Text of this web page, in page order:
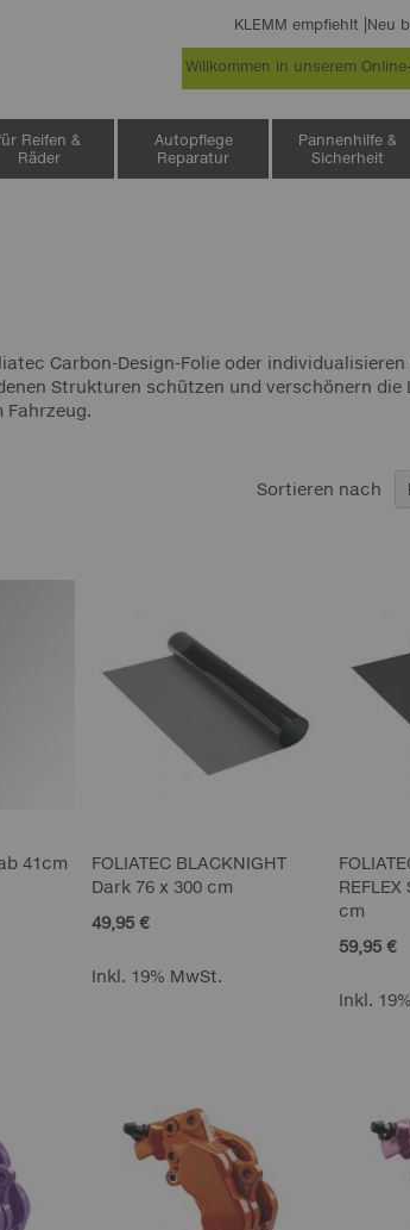
KLEMM empfiehlt Neu
Willkommen in unserem
Reifen &
Räder
Autopflege
Reparatur
Pannenhilfe &
Sicherheit
Carbon-Design-Folie oder
Strukturen schützen und verschönern die
Fahrzeug.
Sortieren nach
41cm
FOLIATEC BLACKNIGHT
Dark 76 x 300 cm
49,95 €
Inkl. 19% MwSt.
cm
59,95 €
Inkl.